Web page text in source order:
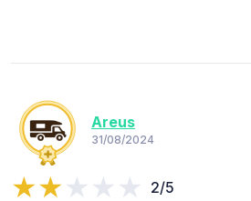
Areus
31/08/2024
2/5